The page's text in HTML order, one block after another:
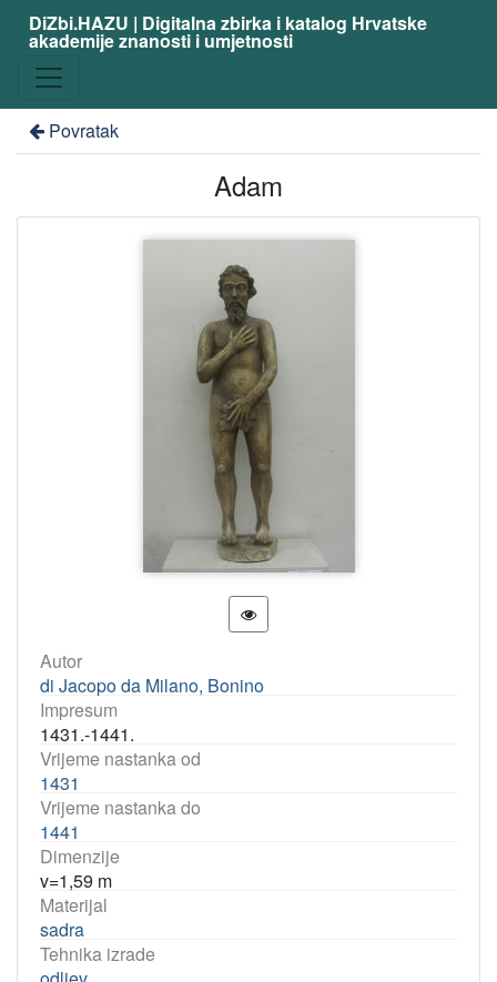
DiZbi.HAZU | Digitalna zbirka i katalog Hrvatske
akademije znanosti i umjetnosti
Povratak
Adam
Autor
di Jacopo da Milano, Bonino
Impresum
1431.-1441.
Vrijeme nastanka od
1431
Vrijeme nastanka do
1441
Dimenzije
v=1,59 m
Materijal
sadra
Tehnika izrade